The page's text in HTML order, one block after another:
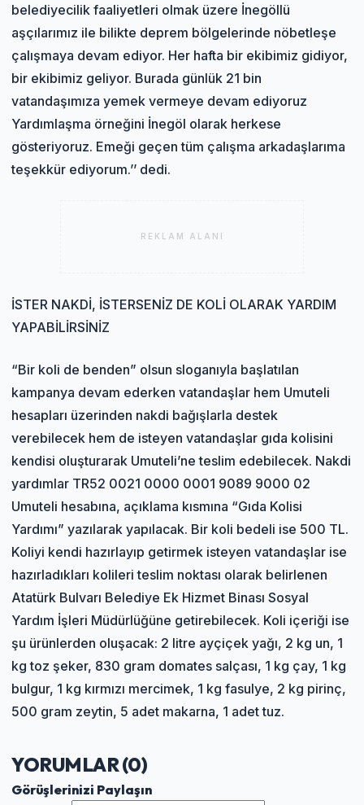
belediyecilik faaliyetleri olmak üzere İnegöllü
aşçılarımız ile bilikte deprem bölgelerinde nöbetleşe
çalışmaya devam ediyor. Her hafta bir ekibimiz gidiyor,
bir ekibimiz geliyor. Burada günlük 21 bin
vatandaşımıza yemek vermeye devam ediyoruz
Yardımlaşma örneğini İnegöl olarak herkese
gösteriyoruz. Emeği geçen tüm çalışma arkadaşlarıma
teşekkür ediyorum.’’ dedi.
REKLAM ALANI
İSTER NAKDİ, İSTERSENİZ DE KOLİ OLARAK YARDIM
YAPABİLİRSİNİZ
“Bir koli de benden” olsun sloganıyla başlatılan
kampanya devam ederken vatandaşlar hem Umuteli
hesapları üzerinden nakdi bağışlarla destek
verebilecek hem de isteyen vatandaşlar gıda kolisini
kendisi oluşturarak Umuteli’ne teslim edebilecek. Nakdi
yardımlar TR52 0021 0000 0001 9089 9000 02
Umuteli hesabına, açıklama kısmına “Gıda Kolisi
Yardımı” yazılarak yapılacak. Bir koli bedeli ise 500 TL.
Koliyi kendi hazırlayıp getirmek isteyen vatandaşlar ise
hazırladıkları kolileri teslim noktası olarak belirlenen
Atatürk Bulvarı Belediye Ek Hizmet Binası Sosyal
Yardım İşleri Müdürlüğüne getirebilecek. Koli içeriği ise
şu ürünlerden oluşacak: 2 litre ayçiçek yağı, 2 kg un, 1
kg toz şeker, 830 gram domates salçası, 1 kg çay, 1 kg
bulgur, 1 kg kırmızı mercimek, 1 kg fasulye, 2 kg pirinç,
500 gram zeytin, 5 adet makarna, 1 adet tuz.
YORUMLAR (0)
Görüşlerinizi Paylaşın